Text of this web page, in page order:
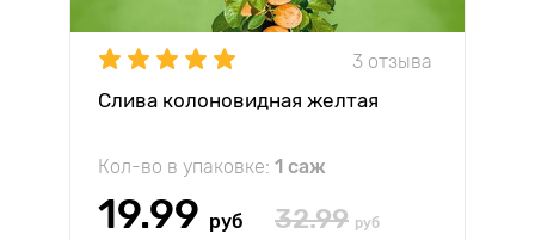
3 отзыва
Слива колоновидная желтая
Кол-во в упаковке: 1 саж
19.99 руб 32.99 руб